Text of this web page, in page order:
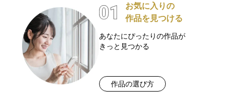
お気に入りの
作品を見つける
あなたにぴったりの作品が
きっと見つかる
作品の選び方